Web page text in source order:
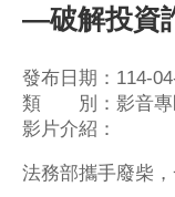
—破解投資
發布日期：114-
類 別：影音專
影片介紹：
法務部攜手廢柴